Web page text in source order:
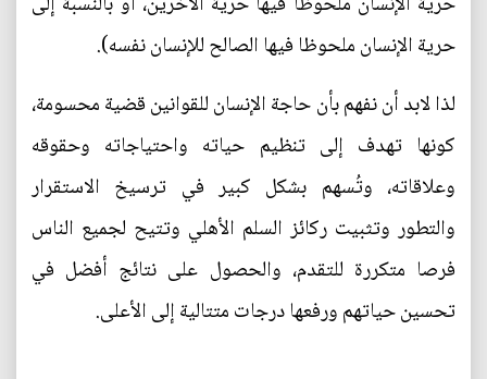
حرية الإنسان ملحوظا فيها الصالح للإنسان نفسه).
لذا لابد أن نفهم بأن حاجة الإنسان للقوانين قضية محسومة،
كونها تهدف إلى تنظيم حياته واحتياجاته وحقوقه
وعلاقاته، وتُسهم بشكل كبير في ترسيخ الاستقرار
والتطور وتثبيت ركائز السلم الأهلي وتتيح لجميع الناس
فرصا متكررة للتقدم، والحصول على نتائج أفضل في
تحسين حياتهم ورفعها درجات متتالية إلى الأعلى.